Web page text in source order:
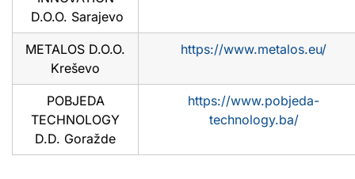
D.O.O. Sarajevo
METALOS D.O.O.
Kreševo
https://www.metalos.eu/
POBJEDA
TECHNOLOGY
D.D. Goražde
https://www.pobjeda-
technology.ba/